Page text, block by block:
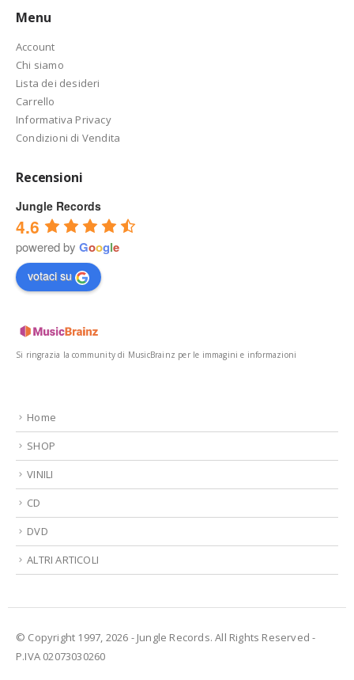
Menu
Account
Chi siamo
Lista dei desideri
Carrello
Informativa Privacy
Condizioni di Vendita
Recensioni
Jungle Records
4.6
powered by Google
votaci su
Si ringrazia la community di MusicBrainz per le immagini e informazioni
Home
SHOP
VINILI
CD
DVD
ALTRI ARTICOLI
© Copyright 1997, 2026 - Jungle Records. All Rights Reserved -
P.IVA 02073030260